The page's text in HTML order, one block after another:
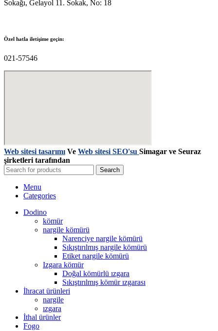
Sokağı, Gelayol 11. Sokak, No: 18
Özel hatla iletişime geçin:
021-57546
Web sitesi tasarımı Ve Web sitesi SEO'su Simagar ve Seuraz
şirketleri tarafından
Search
Menu
Categories
Dodino
kömür
nargile kömürü
Narenciye nargile kömürü
Sıkıştırılmış nargile kömürü
Etiket nargile kömürü
Izgara kömür
Doğal kömürlü ızgara
Sıkıştırılmış kömür ızgarası
İhracat ürünleri
nargile
ızgara
İthal ürünler
Fogo